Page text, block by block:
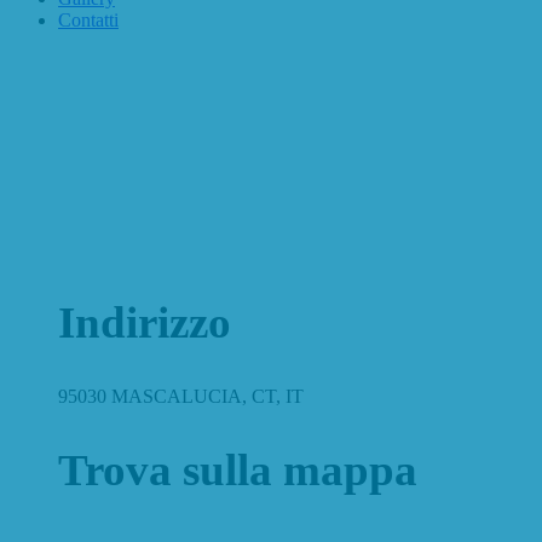
Contatti
Indirizzo
95030 MASCALUCIA, CT, IT
Trova sulla mappa